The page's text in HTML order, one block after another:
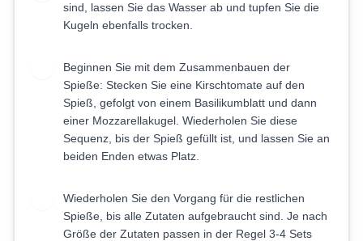
sind, lassen Sie das Wasser ab und tupfen Sie die
Kugeln ebenfalls trocken.
Beginnen Sie mit dem Zusammenbauen der
Spieße: Stecken Sie eine Kirschtomate auf den
Spieß, gefolgt von einem Basilikumblatt und dann
einer Mozzarellakugel. Wiederholen Sie diese
Sequenz, bis der Spieß gefüllt ist, und lassen Sie an
beiden Enden etwas Platz.
Wiederholen Sie den Vorgang für die restlichen
Spieße, bis alle Zutaten aufgebraucht sind. Je nach
Größe der Zutaten passen in der Regel 3-4 Sets